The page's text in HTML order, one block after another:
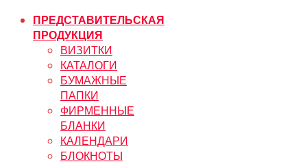
ПРЕДСТАВИТЕЛЬСКАЯ
ПРОДУКЦИЯ
ВИЗИТКИ
КАТАЛОГИ
БУМАЖНЫЕ
ПАПКИ
ФИРМЕННЫЕ
БЛАНКИ
КАЛЕНДАРИ
БЛОКНОТЫ